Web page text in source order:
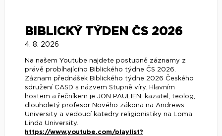
BIBLICKÝ TÝDEN ČS 2026
4. 8. 2026
Na našem Youtube najdete postupně záznamy z
právě probíhajícího Biblického týdne ČS 2026.
Záznam přednášek Biblického týdne 2026 Českého
sdružení CASD s názvem Stupně víry. Hlavním
hostem a řečníkem je JON PAULIEN, kazatel, teolog,
dlouholetý profesor Nového zákona na Andrews
University a vedoucí katedry religionistiky na Loma
Linda University.
https://www.youtube.com/playlist?